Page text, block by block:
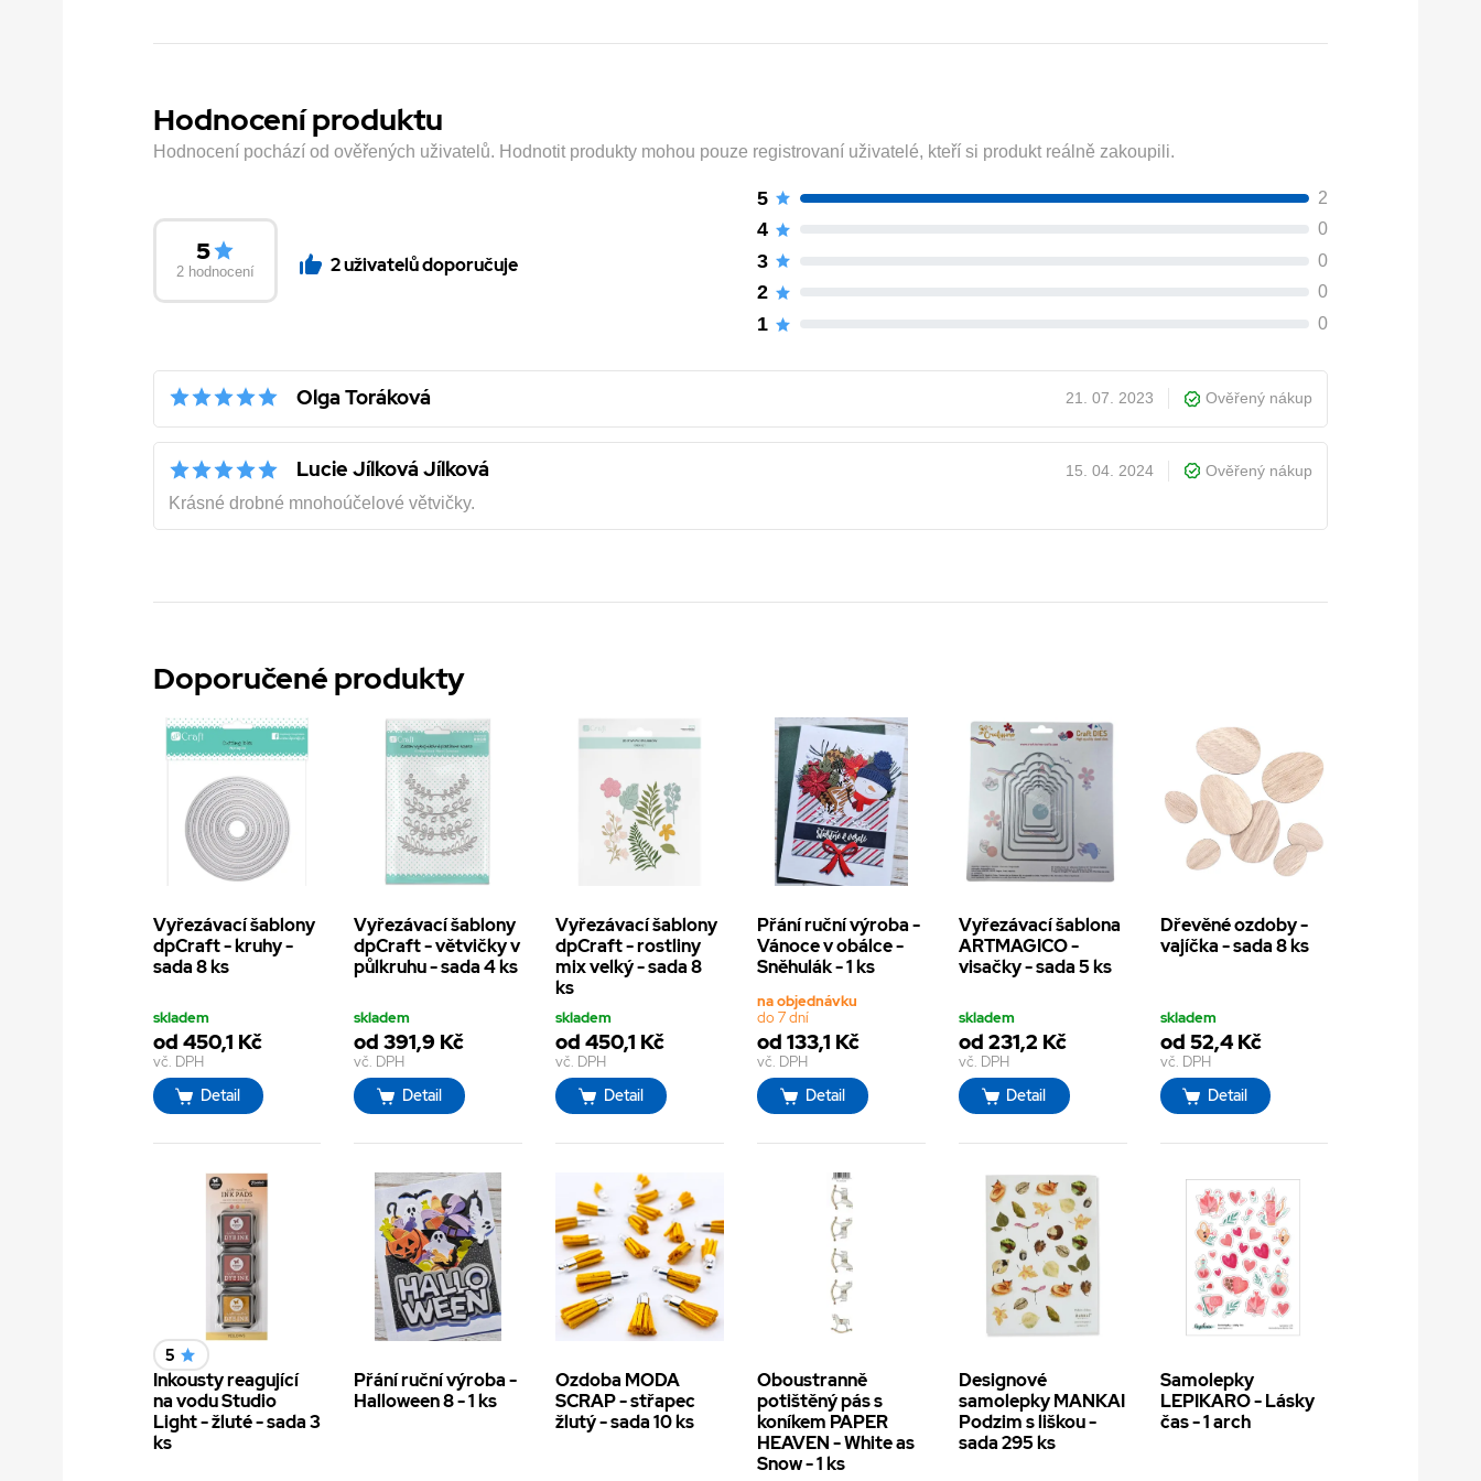
Hodnocení produktu
Hodnocení pochází od ověřených uživatelů. Hodnotit produkty mohou pouze registrovaní uživatelé, kteří si produkt reálně zakoupili.
5
2 hodnocení 2 uživatelů doporučuje
5 2
4 0
3 0
2 0
1 0
Olga Toráková 21. 07. 2023 Ověřený nákup
Lucie Jílková Jílková 15. 04. 2024 Ověřený nákup
Krásné drobné mnohoúčelové větvičky.
Doporučené produkty
Vyřezávací šablony
dpCraft - kruhy -
sada 8 ks
skladem
od 450,1 Kč
vč. DPH
Detail
Vyřezávací šablony
dpCraft - větvičky v
půlkruhu - sada 4 ks
skladem
od 391,9 Kč
vč. DPH
Detail
Vyřezávací šablony
dpCraft - rostliny
mix velký - sada 8
ks
skladem
od 450,1 Kč
vč. DPH
Detail
Přání ruční výroba -
Vánoce v obálce -
Sněhulák - 1 ks
na objednávku
do 7 dní
od 133,1 Kč
vč. DPH
Detail
Vyřezávací šablona
ARTMAGICO -
visačky - sada 5 ks
skladem
od 231,2 Kč
vč. DPH
Detail
Dřevěné ozdoby -
vajíčka - sada 8 ks
skladem
od 52,4 Kč
vč. DPH
Detail
5
Inkousty reagující
na vodu Studio
Light - žluté - sada 3
ks
Přání ruční výroba -
Halloween 8 - 1 ks
Ozdoba MODA
SCRAP - střapec
žlutý - sada 10 ks
Oboustranně
potištěný pás s
koníkem PAPER
HEAVEN - White as
Snow - 1 ks
Designové
samolepky MANKAI
Podzim s liškou -
sada 295 ks
Samolepky
LEPIKARO - Lásky
čas - 1 arch